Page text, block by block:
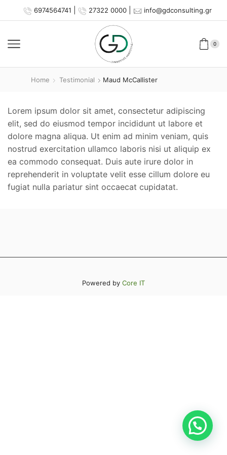
6974564741 27322 0000 info@gdconsulting.gr
0
Home Testimonial Maud McCallister
Lorem ipsum dolor sit amet, consectetur adipiscing
elit, sed do eiusmod tempor incididunt ut labore et
dolore magna aliqua. Ut enim ad minim veniam, quis
nostrud exercitation ullamco laboris nisi ut aliquip ex
ea commodo consequat. Duis aute irure dolor in
reprehenderit in voluptate velit esse cillum dolore eu
fugiat nulla pariatur sint occaecat cupidatat.
Powered by Core IT